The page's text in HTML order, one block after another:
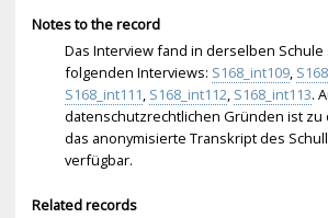
Notes to the record
Das Interview fand in derselben Schule
folgenden Interviews: S168_int109,
S168_int111, S168_int112, S168_int113.
datenschutzrechtlichen Gründen ist zu
das anonymisierte Transkript des
verfügbar.
Related records